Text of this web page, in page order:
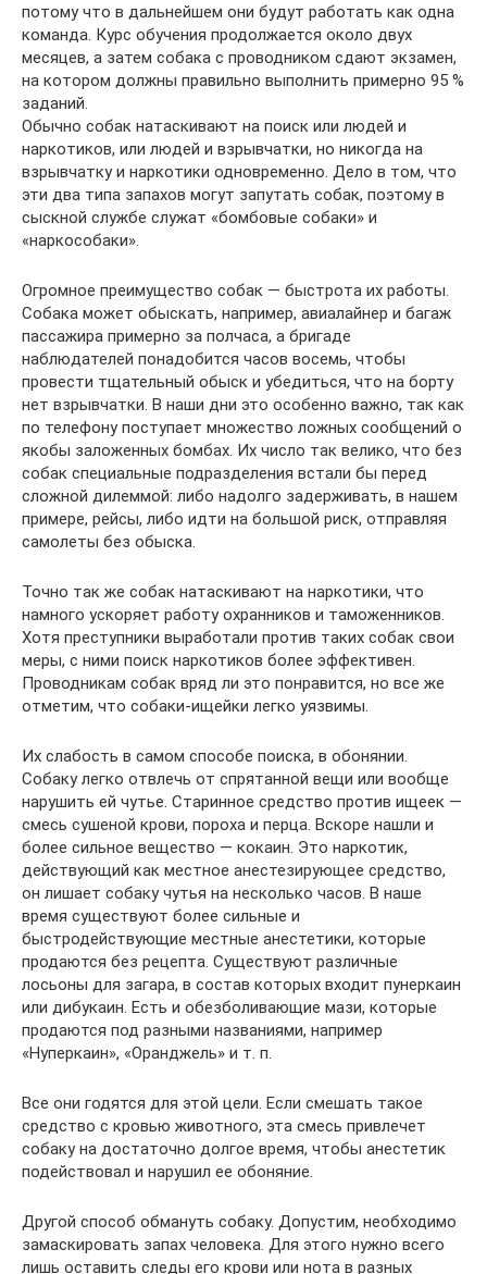
потому что в дальнейшем они будут работать как одна
команда. Курс обучения продолжается около двух
месяцев, а затем собака с проводником сдают экзамен,
на котором должны правильно выполнить примерно 95 %
заданий.
Обычно собак натаскивают на поиск или людей и
наркотиков, или людей и взрывчатки, но никогда на
взрывчатку и наркотики одновременно. Дело в том, что
эти два типа запахов могут запутать собак, поэтому в
сыскной службе служат «бомбовые собаки» и
«наркособаки».
Огромное преимущество собак — быстрота их работы.
Собака может обыскать, например, авиалайнер и багаж
пассажира примерно за полчаса, а бригаде
наблюдателей понадобится часов восемь, чтобы
провести тщательный обыск и убедиться, что на борту
нет взрывчатки. В наши дни это особенно важно, так как
по телефону поступает множество ложных сообщений о
якобы заложенных бомбах. Их число так велико, что без
собак специальные подразделения встали бы перед
сложной дилеммой: либо надолго задерживать, в нашем
примере, рейсы, либо идти на большой риск, отправляя
самолеты без обыска.
Точно так же собак натаскивают на наркотики, что
намного ускоряет работу охранников и таможенников.
Хотя преступники выработали против таких собак свои
меры, с ними поиск наркотиков более эффективен.
Проводникам собак вряд ли это понравится, но все же
отметим, что собаки-ищейки легко уязвимы.
Их слабость в самом способе поиска, в обонянии.
Собаку легко отвлечь от спрятанной вещи или вообще
нарушить ей чутье. Старинное средство против ищеек —
смесь сушеной крови, пороха и перца. Вскоре нашли и
более сильное вещество — кокаин. Это наркотик,
действующий как местное анестезирующее средство,
он лишает собаку чутья на несколько часов. В наше
время существуют более сильные и
быстродействующие местные анестетики, которые
продаются без рецепта. Существуют различные
лосьоны для загара, в состав которых входит пунеркаин
или дибукаин. Есть и обезболивающие мази, которые
продаются под разными названиями, например
«Нуперкаин», «Оранджель» и т. п.
Все они годятся для этой цели. Если смешать такое
средство с кровью животного, эта смесь привлечет
собаку на достаточно долгое время, чтобы анестетик
подействовал и нарушил ее обоняние.
Другой способ обмануть собаку. Допустим, необходимо
замаскировать запах человека. Для этого нужно всего
лишь оставить следы его крови или нота в разных